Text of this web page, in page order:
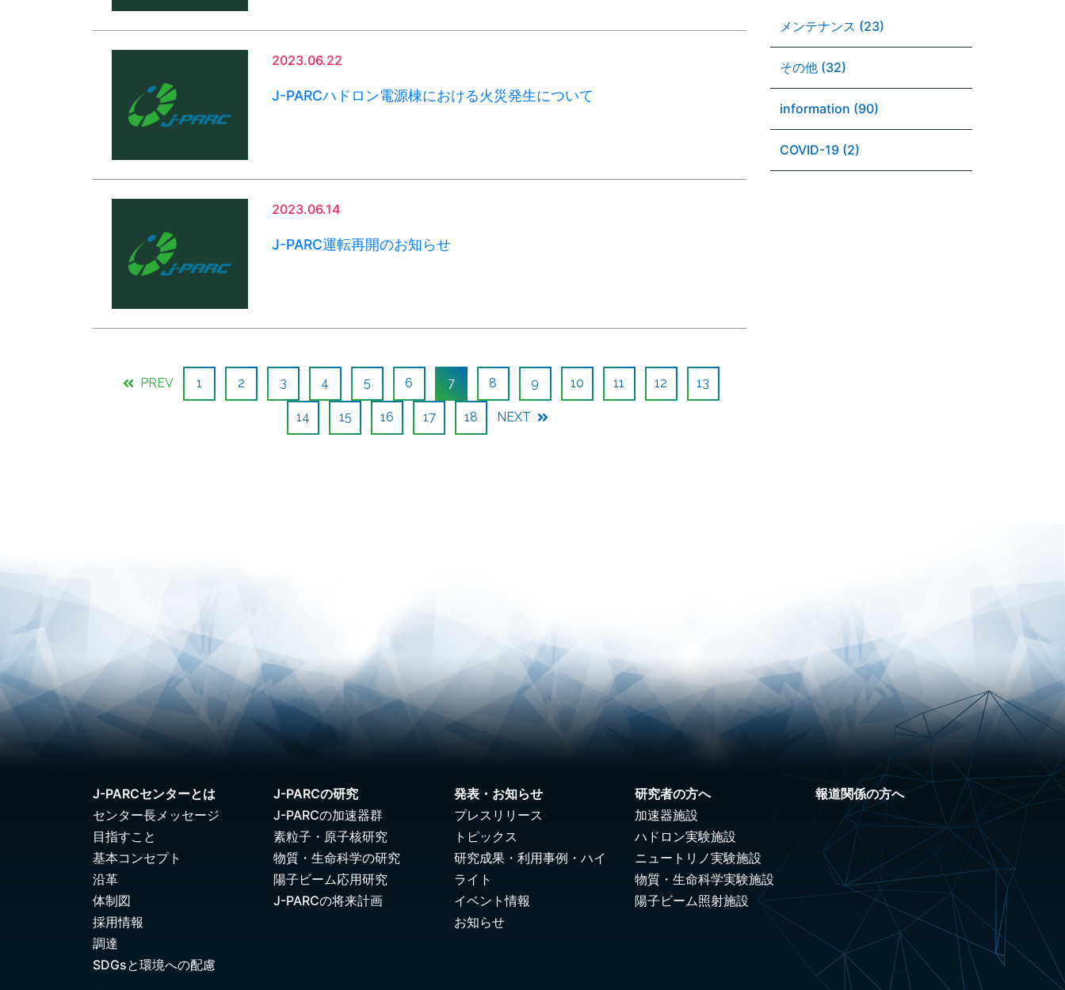
2023.06.22
J-PARCハドロン電源棟における火災発生について
2023.06.14
J-PARC運転再開のお知らせ
PREV 1 2 3 4 5 6 7 8 9 10 11 12 13
14 15 16 17 18 NEXT
メンテナンス (23)
その他 (32)
information (90)
COVID-19 (2)
J-PARCセンターとは
センター長メッセージ
目指すこと
基本コンセプト
沿革
体制図
採用情報
調達
SDGsと環境への配慮
J-PARCの研究
J-PARCの加速器群
素粒子・原子核研究
物質・生命科学の研究
陽子ビーム応用研究
J-PARCの将来計画
発表・お知らせ
プレスリリース
トピックス
研究成果・利用事例・ハイ
ライト
イベント情報
お知らせ
研究者の方へ
加速器施設
ハドロン実験施設
ニュートリノ実験施設
物質・生命科学実験施設
陽子ビーム照射施設
報道関係の方へ